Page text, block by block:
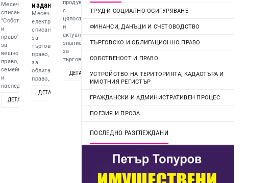
ДОБАВИ
Месечно
списание
"Собственост
и
право"
за
вещно
право,
семейно
и
наследствено...
ДЕТАЙЛИ
издание
Месечно
електронно
списание
за
търговско
право,
за
облигационно
право,...
ДЕТАЙЛИ
продукт
с
цялостно
и
актуално
знание
за
търговско...
ДЕТАЙЛИ ОПЦИИ
ТРУД И СОЦИАЛНО ОСИГУРЯВАНЕ
ФИНАНСИ, ДАНЪЦИ И СЧЕТОВОДСТВО
ТЪРГОВСКО И ОБЛИГАЦИОННО ПРАВО
СОБСТВЕНОСТ И ПРАВО
УСТРОЙСТВО НА ТЕРИТОРИЯТА, КАДАСТЪРА И
ИМОТНИЯ РЕГИСТЪР
ГРАЖДАНСКИ И АДМИНИСТРАТИВЕН ПРОЦЕС
ПОЕЗИЯ И ПРОЗА
ПОСЛЕДНО РАЗГЛЕЖДАНИ